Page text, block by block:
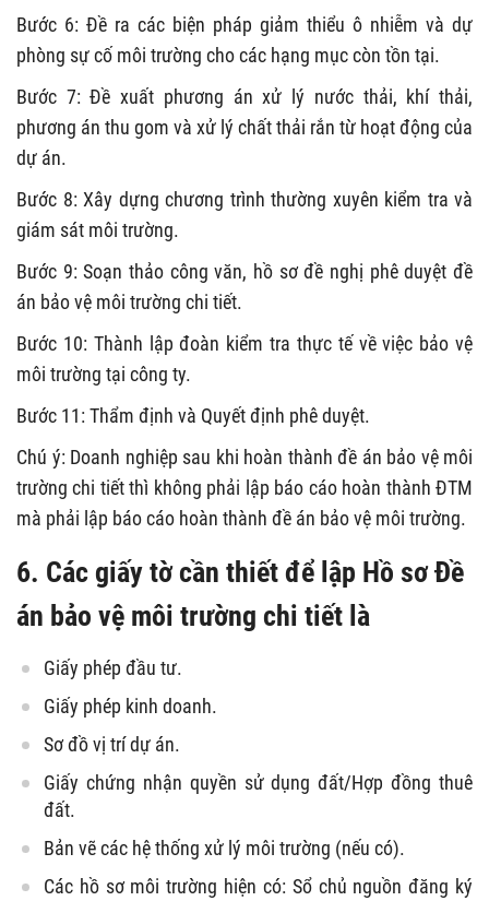
Bước 6: Đề ra các biện pháp giảm thiểu ô nhiễm và dự
phòng sự cố môi trường cho các hạng mục còn tồn tại.
Bước 7: Đề xuất phương án xử lý nước thải, khí thải,
phương án thu gom và xử lý chất thải rắn từ hoạt động của
dự án.
Bước 8: Xây dựng chương trình thường xuyên kiểm tra và
giám sát môi trường.
Bước 9: Soạn thảo công văn, hồ sơ đề nghị phê duyệt đề
án bảo vệ môi trường chi tiết.
Bước 10: Thành lập đoàn kiểm tra thực tế về việc bảo vệ
môi trường tại công ty.
Bước 11: Thẩm định và Quyết định phê duyệt.
Chú ý: Doanh nghiệp sau khi hoàn thành đề án bảo vệ môi
trường chi tiết thì không phải lập báo cáo hoàn thành ĐTM
mà phải lập báo cáo hoàn thành đề án bảo vệ môi trường.
6. Các giấy tờ cần thiết để lập Hồ sơ Đề
án bảo vệ môi trường chi tiết là
Giấy phép đầu tư.
Giấy phép kinh doanh.
Sơ đồ vị trí dự án.
Giấy chứng nhận quyền sử dụng đất/Hợp đồng thuê
đất.
Bản vẽ các hệ thống xử lý môi trường (nếu có).
Các hồ sơ môi trường hiện có: Sổ chủ nguồn đăng ký